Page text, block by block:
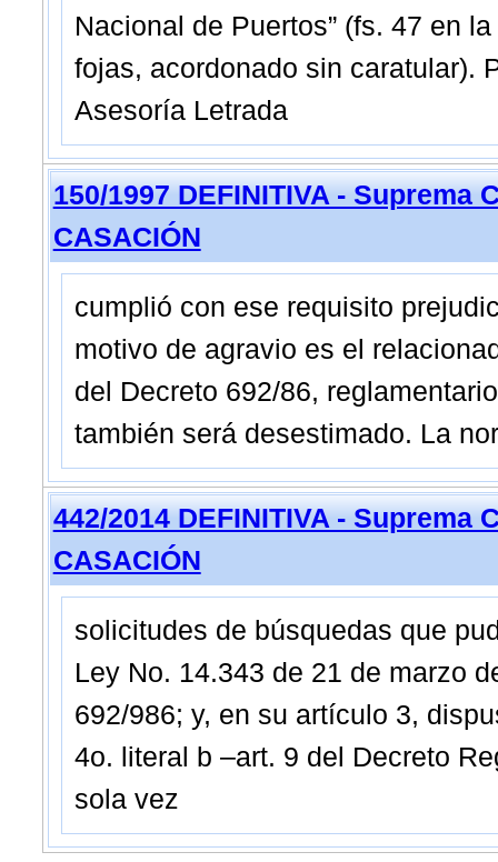
Nacional de Puertos” (fs. 47 en
fojas, acordonado sin caratular).
Asesoría Letrada
150/1997 DEFINITIVA - Suprema
CASACIÓN
cumplió con ese requisito
motivo de agravio es el
del Decreto 692/86,
también será desestimado. La
442/2014 DEFINITIVA - Suprema
CASACIÓN
solicitudes de búsquedas que
Ley No. 14.343 de 21 de marzo
692/986; y, en su artículo 3,
4o. literal b –art. 9 del Decreto
sola vez